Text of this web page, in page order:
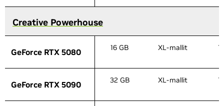
Creative Powerhouse
GeForce RTX 5080 16 GB XL-mallit
GeForce RTX 5090 32 GB XL-mallit
Creative Powerhouse
GeForce RTX 5080
GeForce RTX 5090